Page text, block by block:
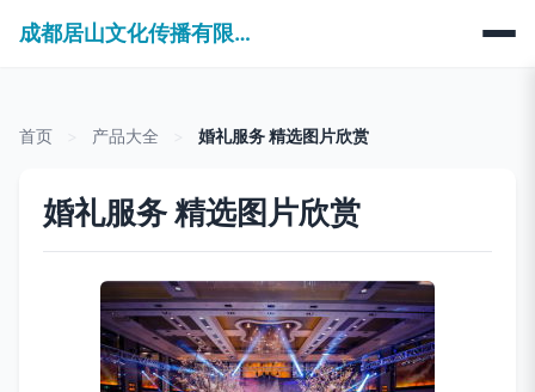
成都居山文化传播有限公司
首页 产品大全 婚礼服务 精选图片欣赏
婚礼服务 精选图片欣赏